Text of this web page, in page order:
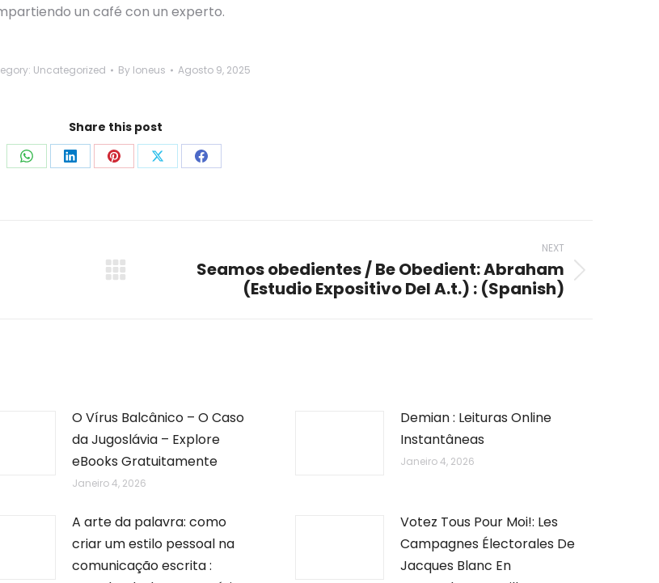
un café con un experto.
Uncategorized By loneus Agosto 9, 2025
Share this post
Share Share Share Share Share
NEXT
Seamos obedientes / Be Obedient: Abraham
(Estudio Expositivo Del A.t.) : (Spanish)
O Vírus Balcânico – O Caso
da Jugoslávia – Explore
eBooks Gratuitamente
Janeiro 4, 2026
Demian : Leituras Online
Instantâneas
Janeiro 4, 2026
A arte da palavra: como
criar um estilo pessoal na
comunicação escrita :
Votez Tous Pour Moi!: Les
Campagnes Électorales De
Jacques Blanc En